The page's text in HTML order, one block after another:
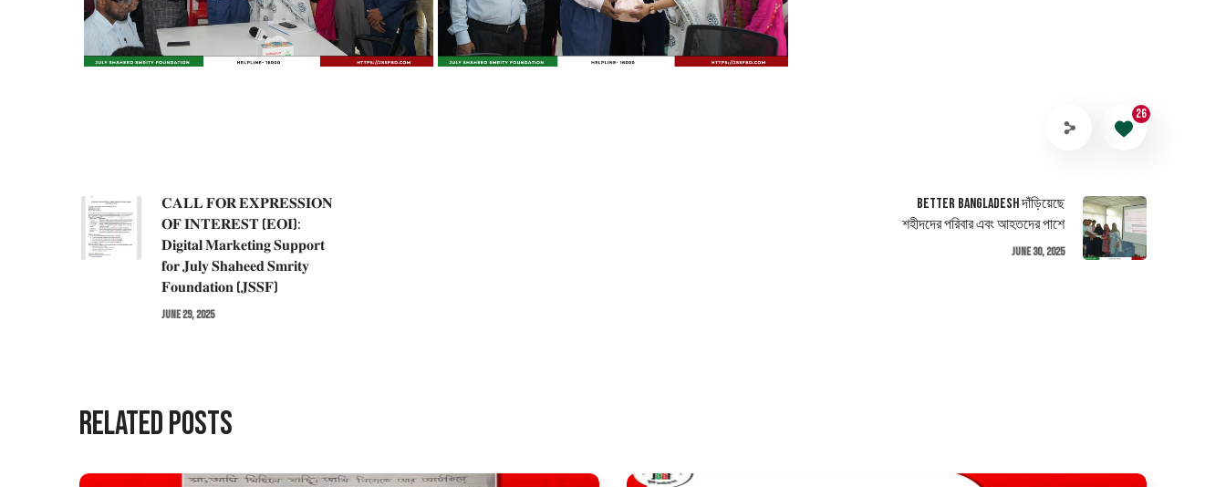
26
𝐂𝐀𝐋𝐋 𝐅𝐎𝐑 𝐄𝐗𝐏𝐑𝐄𝐒𝐒𝐈𝐎𝐍
𝐎𝐅 𝐈𝐍𝐓𝐄𝐑𝐄𝐒𝐓 (𝐄𝐎𝐈):
𝐃𝐢𝐠𝐢𝐭𝐚𝐥 𝐌𝐚𝐫𝐤𝐞𝐭𝐢𝐧𝐠 𝐒𝐮𝐩𝐩𝐨𝐫𝐭
𝐟𝐨𝐫 𝐉𝐮𝐥𝐲 𝐒𝐡𝐚𝐡𝐞𝐞𝐝 𝐒𝐦𝐫𝐢𝐭𝐲
𝐅𝐨𝐮𝐧𝐝𝐚𝐭𝐢𝐨𝐧 (𝐉𝐒𝐒𝐅)
June 29, 2025
Better Bangladesh দাঁড়িয়েছে
শহীদদের পরিবার এবং আহতদের পাশে
June 30, 2025
Related Posts